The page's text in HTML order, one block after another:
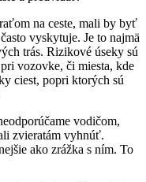
na ceste, mali by byť
vyskytuje. Je to najmä
trás. Rizikové úseky sú
vozovke, či miesta, kde
ciest, popri ktorých sú
vodičom,
zvieratám vyhnúť.
ako zrážka s ním. To